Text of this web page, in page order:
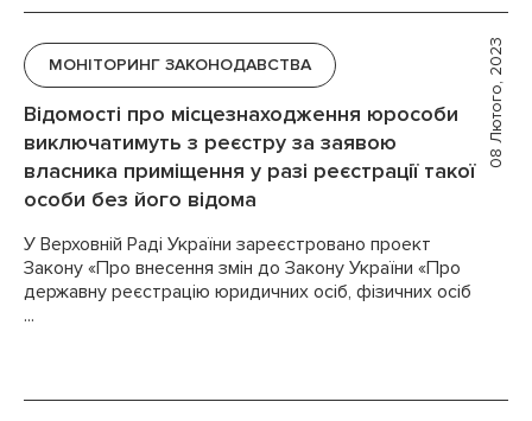
08 Лютого, 2023
МОНІТОРИНГ ЗАКОНОДАВСТВА
Відомості про місцезнаходження юрособи
виключатимуть з реєстру за заявою
власника приміщення у разі реєстрації такої
особи без його відома
У Верховній Раді України зареєстровано проект
Закону «Про внесення змін до Закону України «Про
державну реєстрацію юридичних осіб, фізичних осіб
...